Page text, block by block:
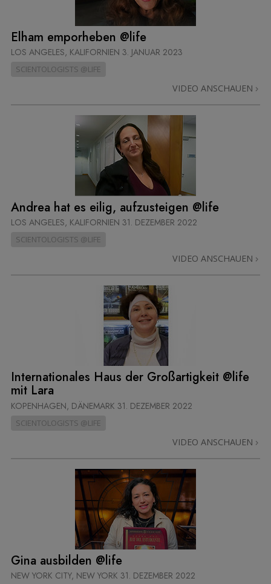
Elham emporheben @life
LOS ANGELES, KALIFORNIEN 3. JANUAR 2023
SCIENTOLOGISTS @LIFE
VIDEO ANSCHAUEN
Andrea hat es eilig, aufzusteigen @life
LOS ANGELES, KALIFORNIEN 31. DEZEMBER 2022
SCIENTOLOGISTS @LIFE
VIDEO ANSCHAUEN
Internationales Haus der Großartigkeit @life
mit Lara
KOPENHAGEN, DÄNEMARK 31. DEZEMBER 2022
SCIENTOLOGISTS @LIFE
VIDEO ANSCHAUEN
Gina ausbilden @life
NEW YORK CITY, NEW YORK 31. DEZEMBER 2022